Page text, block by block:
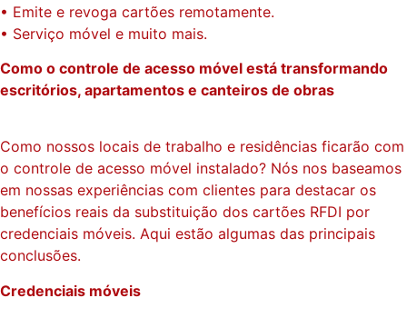
• Emite e revoga cartões remotamente.
• Serviço móvel e muito mais.
Como o controle de acesso móvel está transformando
escritórios, apartamentos e canteiros de obras
Como nossos locais de trabalho e residências ficarão com
o controle de acesso móvel instalado? Nós nos baseamos
em nossas experiências com clientes para destacar os
benefícios reais da substituição dos cartões RFDI por
credenciais móveis. Aqui estão algumas das principais
conclusões.
Credenciais móveis